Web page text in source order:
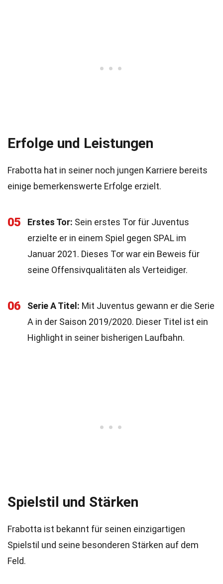
Erfolge und Leistungen
Frabotta hat in seiner noch jungen Karriere bereits
einige bemerkenswerte Erfolge erzielt.
05 Erstes Tor: Sein erstes Tor für Juventus
erzielte er in einem Spiel gegen SPAL im
Januar 2021. Dieses Tor war ein Beweis für
seine Offensivqualitäten als Verteidiger.
06 Serie A Titel: Mit Juventus gewann er die Serie
A in der Saison 2019/2020. Dieser Titel ist ein
Highlight in seiner bisherigen Laufbahn.
Spielstil und Stärken
Frabotta ist bekannt für seinen einzigartigen
Spielstil und seine besonderen Stärken auf dem
Feld.